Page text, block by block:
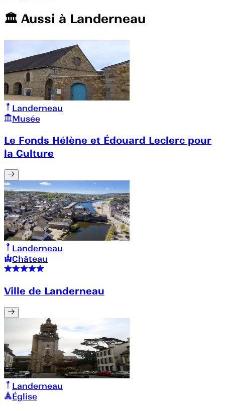
🏛️️ Aussi à Landerneau
Landerneau
Musée
Le Fonds Hélène et Édouard Leclerc pour
la Culture
Landerneau
Château
Ville de Landerneau
Landerneau
Église